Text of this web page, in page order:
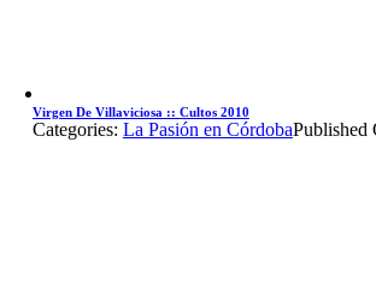
Virgen De Villaviciosa :: Cultos 2010
Categories: La Pasión en CórdobaPublished